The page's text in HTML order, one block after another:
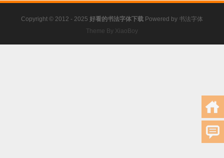
Copyright © 2012 - 2025 好看的书法字体下载 Powered by 书法字体
Theme By XiaoBoy